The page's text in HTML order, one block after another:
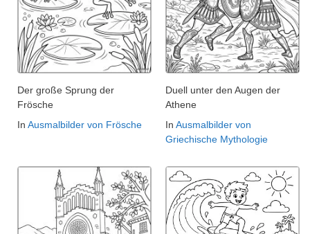
Der große Sprung der
Frösche
In Ausmalbilder von Frösche
Duell unter den Augen der
Athene
In Ausmalbilder von
Griechische Mythologie